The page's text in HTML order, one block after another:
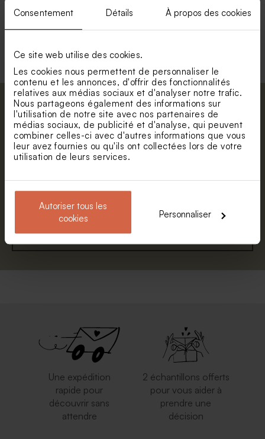
Consentement Détails À propos des cookies
Ce site web utilise des cookies.
Les cookies nous permettent de personnaliser le
contenu et les annonces, d'offrir des fonctionnalités
relatives aux médias sociaux et d'analyser notre trafic.
Nous partageons également des informations sur
l'utilisation de notre site avec nos partenaires de
médias sociaux, de publicité et d'analyse, qui peuvent
combiner celles-ci avec d'autres informations que vous
leur avez fournies ou qu'ils ont collectées lors de votre
utilisation de leurs services.
Autoriser tous les
cookies
Personnaliser
Abonnez-vous à la newsletter et restez
informé. Petite surprise : bénéficiez de 5%
de réduction.
Prénom
E-mail
S'abonner
Une expédition
rapide pour
découvrir sans
attendre
2 échantillons offerts
pour vous aider à
prendre une
décision